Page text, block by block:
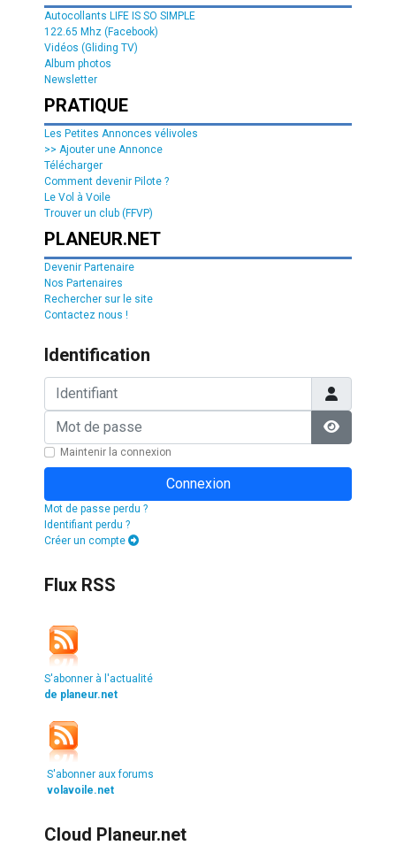
Autocollants LIFE IS SO SIMPLE
122.65 Mhz (Facebook)
Vidéos (Gliding TV)
Album photos
Newsletter
PRATIQUE
Les Petites Annonces vélivoles
>> Ajouter une Annonce
Télécharger
Comment devenir Pilote ?
Le Vol à Voile
Trouver un club (FFVP)
PLANEUR.NET
Devenir Partenaire
Nos Partenaires
Rechercher sur le site
Contactez nous !
Identification
Identifiant
Mot de passe
Afficher
Maintenir la connexion
Connexion
Mot de passe perdu ?
Identifiant perdu ?
Créer un compte
Flux RSS
S'abonner à l'actualité
de planeur.net
S'abonner aux forums
volavoile.net
Cloud Planeur.net